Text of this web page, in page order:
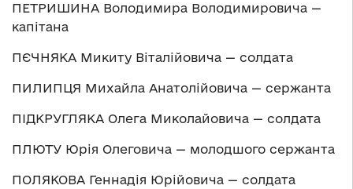
ПЕТРИШИНА Володимира Володимировича —
капітана
ПЄЧНЯКА Микиту Віталійовича — солдата
ПИЛИПЦЯ Михайла Анатолійовича — сержанта
ПІДКРУГЛЯКА Олега Миколайовича — солдата
ПЛЮТУ Юрія Олеговича — молодшого сержанта
ПОЛЯКОВА Геннадія Юрійовича — солдата